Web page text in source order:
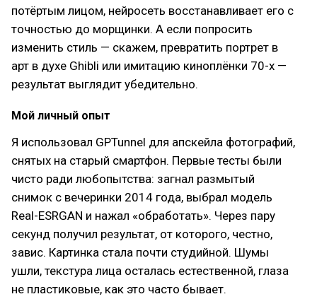
потёртым лицом, нейросеть восстанавливает его с
точностью до морщинки. А если попросить
изменить стиль — скажем, превратить портрет в
арт в духе Ghibli или имитацию киноплёнки 70-х —
результат выглядит убедительно.
Мой личный опыт
Я использовал GPTunnel для апскейла фотографий,
снятых на старый смартфон. Первые тесты были
чисто ради любопытства: загнал размытый
снимок с вечеринки 2014 года, выбрал модель
Real-ESRGAN и нажал «обработать». Через пару
секунд получил результат, от которого, честно,
завис. Картинка стала почти студийной. Шумы
ушли, текстура лица осталась естественной, глаза
не пластиковые, как это часто бывает.